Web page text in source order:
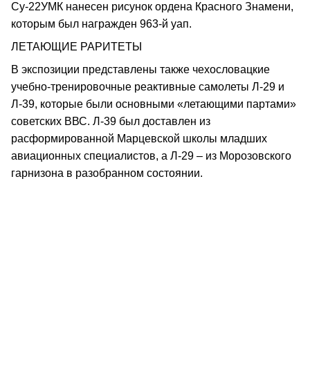
Су-22УМК нанесен рисунок ордена Красного Знамени,
которым был награжден 963-й уап.
ЛЕТАЮЩИЕ РАРИТЕТЫ
В экспозиции представлены также чехословацкие
учебно-тренировочные реактивные самолеты Л-29 и
Л-39, которые были основными «летающими партами»
советских ВВС. Л-39 был доставлен из
расформированной Марцевской школы младших
авиационных специалистов, а Л-29 – из Морозовского
гарнизона в разобранном состоянии.